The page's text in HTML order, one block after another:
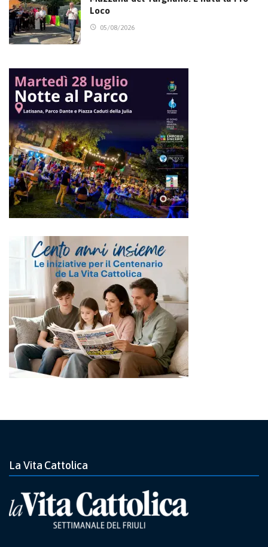
Loco
05/08/2026
La Vita Cattolica